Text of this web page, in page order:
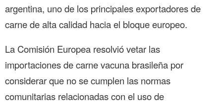
argentina, uno de los principales exportadores de
carne de alta calidad hacia el bloque europeo.
La Comisión Europea resolvió vetar las
importaciones de carne vacuna brasileña por
considerar que no se cumplen las normas
comunitarias relacionadas con el uso de